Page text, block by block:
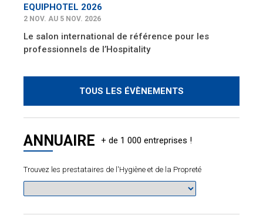
EQUIPHOTEL 2026
2 NOV. AU 5 NOV. 2026
Le salon international de référence pour les
professionnels de l’Hospitality
TOUS LES ÉVÈNEMENTS
ANNUAIRE
Trouvez les prestataires de l'Hygiène et de la Propreté